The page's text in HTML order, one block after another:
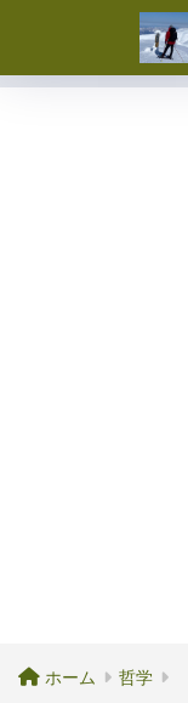
ホーム 哲学